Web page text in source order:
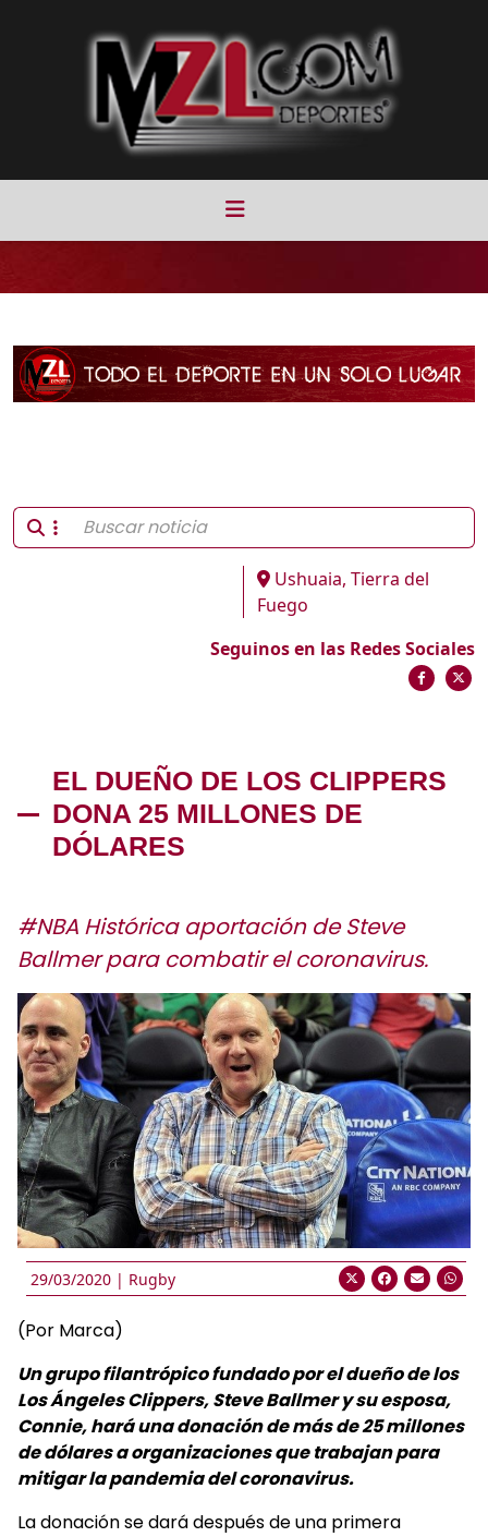
Ushuaia, Tierra del
Fuego
Seguinos en las Redes Sociales
EL DUEÑO DE LOS CLIPPERS
DONA 25 MILLONES DE
DÓLARES
#NBA Histórica aportación de Steve
Ballmer para combatir el coronavirus.
29/03/2020 | Rugby
(Por Marca)
Un grupo filantrópico fundado por el dueño de los
Los Ángeles Clippers, Steve Ballmer y su esposa,
Connie, hará una donación de más de 25 millones
de dólares a organizaciones que trabajan para
mitigar la pandemia del coronavirus.
La donación se dará después de una primera